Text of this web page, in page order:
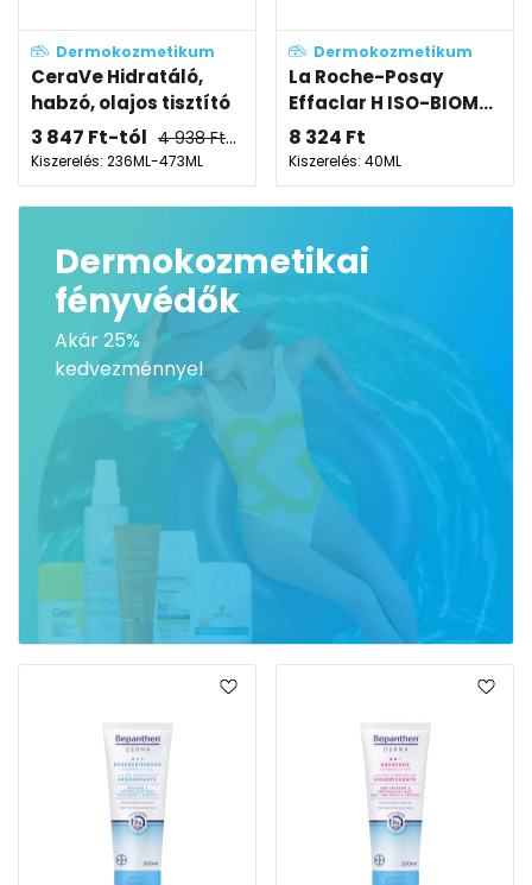
Dermokozmetikum
CeraVe Hidratáló,
habzó, olajos tisztító
3 847 Ft-tól 4 938Ft-tól
Kiszerelés: 236ML-473ML
Dermokozmetikum
La Roche-Posay
Effaclar H ISO-BIOM...
8 324 Ft
Kiszerelés: 40ML
Dermokozmetikai
fényvédők
Akár 25%
kedvezménnyel